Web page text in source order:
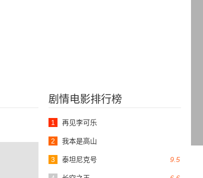
剧情电影排行榜
1 再见李可乐
2 我本是高山
9.5
3 泰坦尼克号